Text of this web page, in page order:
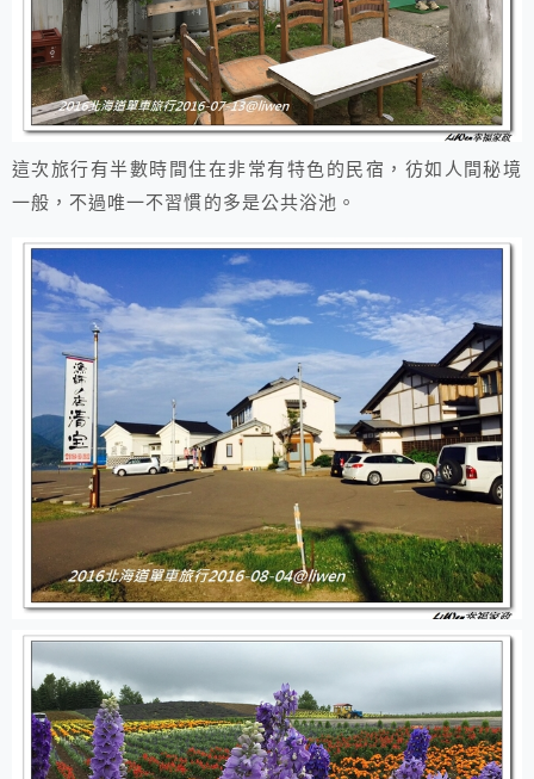
這次旅行有半數時間住在非常有特色的民宿，彷如人間秘境
一般，不過唯一不習慣的多是公共浴池。